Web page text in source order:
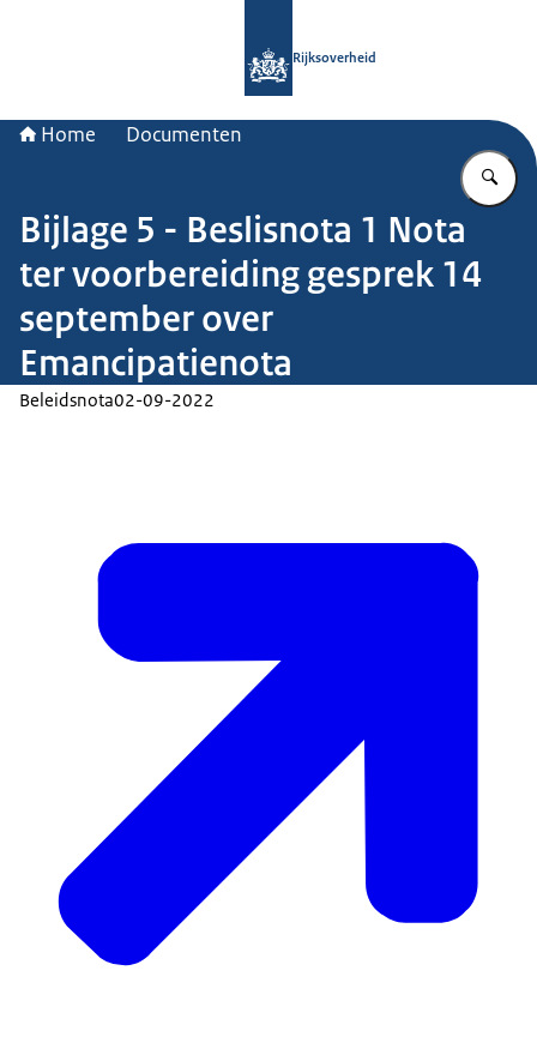
Rijksoverheid
Home Documenten
Bijlage 5 - Beslisnota 1 Nota
ter voorbereiding gesprek 14
september over
Emancipatienota
Beleidsnota02-09-2022